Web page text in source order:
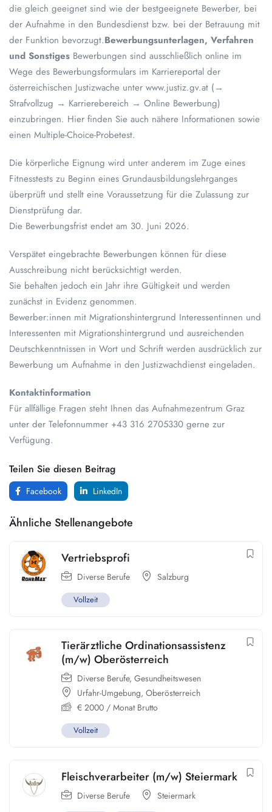
die gleich geeignet sind wie der bestgeeignete Bewerber, bei
der Aufnahme in den Bundesdienst bzw. bei der Betrauung mit
der Funktion bevorzugt.Bewerbungsunterlagen, Verfahren
und Sonstiges Bewerbungen sind ausschließlich online im
Wege des Bewerbungsformulars im Karriereportal der
österreichischen Justizwache unter www.justiz.gv.at (→
Strafvollzug → Karrierebereich → Online Bewerbung)
einzubringen. Hier finden Sie auch nähere Informationen sowie
einen Multiple-Choice-Probetest.
Die körperliche Eignung wird unter anderem im Zuge eines
Fitnesstests zu Beginn eines Grundausbildungslehrganges
überprüft und stellt eine Voraussetzung für die Zulassung zur
Dienstprüfung dar.
Die Bewerbungsfrist endet am 30. Juni 2026.
Verspätet eingebrachte Bewerbungen können für diese
Ausschreibung nicht berücksichtigt werden.
Sie behalten jedoch ein Jahr ihre Gültigkeit und werden
zunächst in Evidenz genommen.
Bewerber:innen mit Migrationshintergrund Interessentinnen und
Interessenten mit Migrationshintergrund und ausreichenden
Deutschkenntnissen in Wort und Schrift werden ausdrücklich zur
Bewerbung um Aufnahme in den Justizwachdienst eingeladen.
Kontaktinformation
Für allfällige Fragen steht Ihnen das Aufnahmezentrum Graz
unter der Telefonnummer +43 316 2705330 gerne zur
Verfügung.
Teilen Sie diesen Beitrag
Facebook LinkedIn
Ähnliche Stellenangebote
Vertriebsprofi
Diverse Berufe Salzburg
Vollzeit
Tierärztliche Ordinationsassistenz
(m/w) Oberösterreich
Diverse Berufe, Gesundheitswesen
Urfahr-Umgebung, Oberösterreich
€ 2000 / Monat Brutto
Vollzeit
Fleischverarbeiter (m/w) Steiermark
Diverse Berufe Steiermark